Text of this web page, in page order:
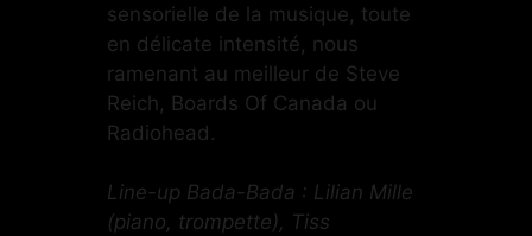
sensorielle de la musique, toute
en délicate intensité, nous
ramenant au meilleur de Steve
Reich, Boards Of Canada ou
Radiohead.
Line-up Bada-Bada : Lilian Mille
(piano, trompette), Tiss